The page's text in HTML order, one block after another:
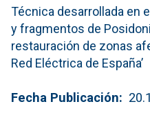
Técnica desarrollada en
y fragmentos de
restauración de zonas
Red Eléctrica de España’
Fecha Publicación